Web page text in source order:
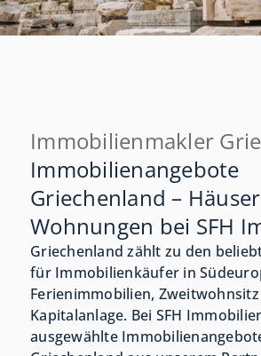
Immobilienmakler
Immobilienangebote
Griechenland –
Wohnungen bei SFH
Griechenland zählt zu den
für Immobilienkäufer in
Ferienimmobilien,
Kapitalanlage. Bei SFH
ausgewählte